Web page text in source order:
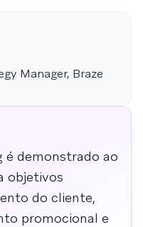
Manager, Braze
é demonstrado ao
objetivos
do cliente,
promocional e